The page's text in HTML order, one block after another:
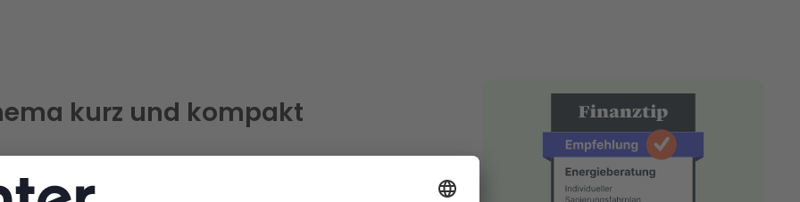
kurz und kompakt
die digitale Beratung kostenlos. Unsere Energieeffizienz-